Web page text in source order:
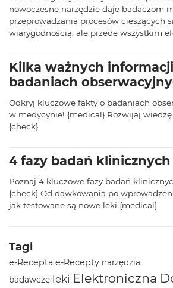
nowoczesne narzędzie daje badaczom
przeprowadzania procesów cieszących
wiarygodnością, ale przede wszystkim
Kilka ważnych
badaniach
Odkryj kluczowe fakty o badaniach
w medycynie! {medical} Rozwijaj
{check}
4 fazy badań klinicznych
Poznaj 4 kluczowe fazy badań
{check} Od dawkowania po
jak testowane są nowe leki {medical}
Tagi
e-Recepta e-Recepty narzędzia
badawcze leki Elektroniczna